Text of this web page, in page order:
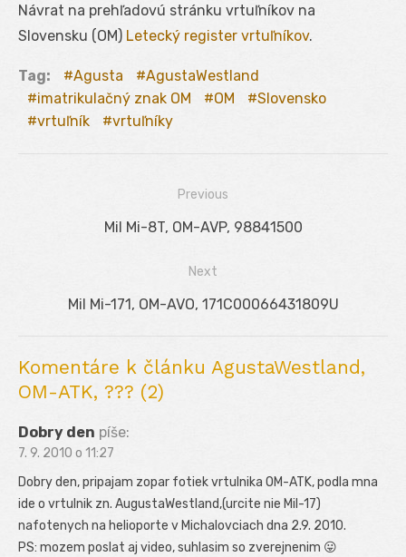
Návrat na prehľadovú stránku vrtuľníkov na
Slovensku (OM) Letecký register vrtuľníkov.
Tag: Agusta
AgustaWestland
imatrikulačný znak OM
OM
Slovensko
vrtuľník
vrtuľníky
Navigácia
Previous
Previous
Mil Mi-8T, OM-AVP, 98841500
Next
Next
Mil Mi-171, OM-AVO, 171C00066431809U
Komentáre k článku AgustaWestland,
OM-ATK, ??? (2)
Dobry den píše:
7. 9. 2010 o 11:27
Dobry den, pripajam zopar fotiek vrtulnika OM-ATK, podla mna
ide o vrtulnik zn. AugustaWestland,(urcite nie Mil-17)
nafotenych na helioporte v Michalovciach dna 2.9. 2010.
PS: mozem poslat aj video, suhlasim so zverejnenim 😛